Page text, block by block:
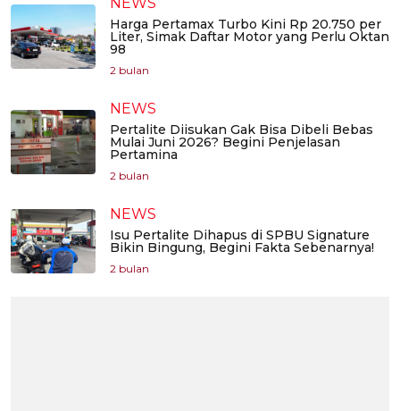
NEWS
Harga Pertamax Turbo Kini Rp 20.750 per
Liter, Simak Daftar Motor yang Perlu Oktan
98
2 bulan
NEWS
Pertalite Diisukan Gak Bisa Dibeli Bebas
Mulai Juni 2026? Begini Penjelasan
Pertamina
2 bulan
NEWS
Isu Pertalite Dihapus di SPBU Signature
Bikin Bingung, Begini Fakta Sebenarnya!
2 bulan